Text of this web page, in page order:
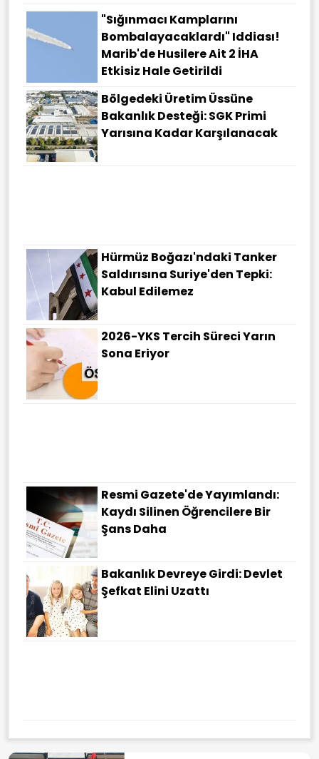
"Sığınmacı Kamplarını
Bombalayacaklardı" Iddiası!
Marib'de Husilere Ait 2 İHA
Etkisiz Hale Getirildi
Bölgedeki Üretim Üssüne
Bakanlık Desteği: SGK Primi
Yarısına Kadar Karşılanacak
Hürmüz Boğazı'ndaki Tanker
Saldırısına Suriye'den Tepki:
Kabul Edilemez
2026-YKS Tercih Süreci Yarın
Sona Eriyor
Resmi Gazete'de Yayımlandı:
Kaydı Silinen Öğrencilere Bir
Şans Daha
Bakanlık Devreye Girdi: Devlet
Şefkat Elini Uzattı